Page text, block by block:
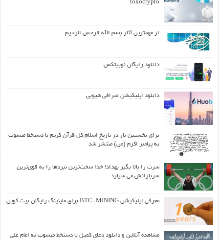
tokocrypto
از مهمترین آثار بسم الله الرحمن الرحیم
دانلود رایگان نوبیتکس
دانلود اپلیکیشن صرافی هیوبی
برای نخستین بار در تاریخ اسلام کل قرآن کریم با دستخط منسوب
به پیامبر اکرم (ص) منتشر شد
سرت را بالا بگیر بهداد! خدا سخت‌ترین نبردها را به قوی‌ترین
سربازانش می سپارد
معرفی اپلیکیشن BTC-MINING برای ماینینگ رایگان بیت کوین
مشاهده آنلاین و دانلود دعای کمیل با دستخط منسوب به امام علی